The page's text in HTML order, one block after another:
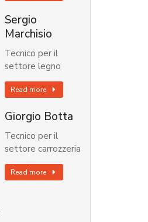
Sergio
Marchisio
Tecnico per il
settore legno
Read more
Giorgio Botta
Tecnico per il
settore carrozzeria
Read more